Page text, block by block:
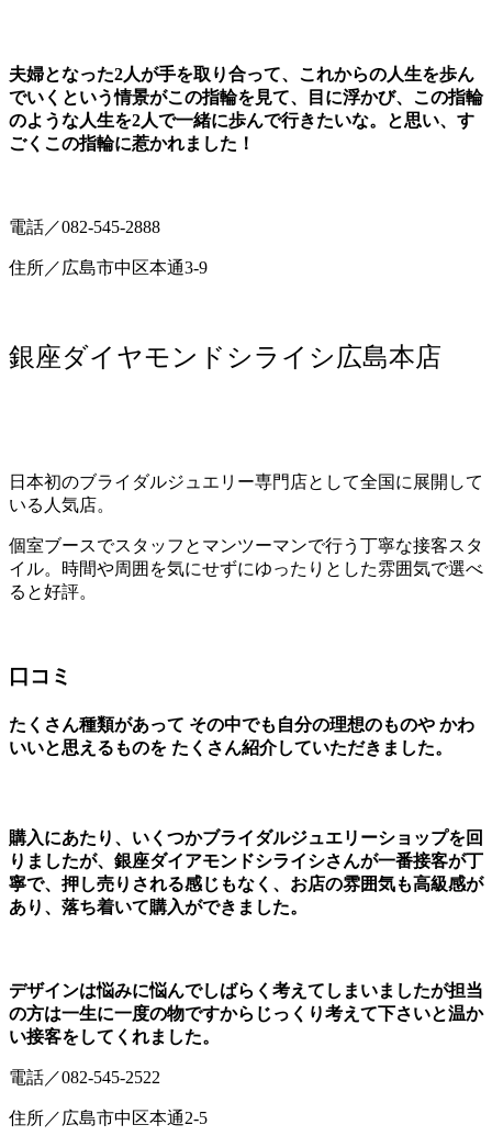
夫婦となった2人が手を取り合って、これからの人生を歩ん
でいくという情景がこの指輪を見て、目に浮かび、この指輪
のような人生を2人で一緒に歩んで行きたいな。と思い、す
ごくこの指輪に惹かれました！
電話／082-545-2888
住所／広島市中区本通3-9
銀座ダイヤモンドシライシ広島本店
日本初のブライダルジュエリー専門店として全国に展開して
いる人気店。
個室ブースでスタッフとマンツーマンで行う丁寧な接客スタ
イル。時間や周囲を気にせずにゆったりとした雰囲気で選べ
ると好評。
口コミ
たくさん種類があって その中でも自分の理想のものや かわ
いいと思えるものを たくさん紹介していただきました。
購入にあたり、いくつかブライダルジュエリーショップを回
りましたが、銀座ダイアモンドシライシさんが一番接客が丁
寧で、押し売りされる感じもなく、お店の雰囲気も高級感が
あり、落ち着いて購入ができました。
デザインは悩みに悩んでしばらく考えてしまいましたが担当
の方は一生に一度の物ですからじっくり考えて下さいと温か
い接客をしてくれました。
電話／082-545-2522
住所／広島市中区本通2-5